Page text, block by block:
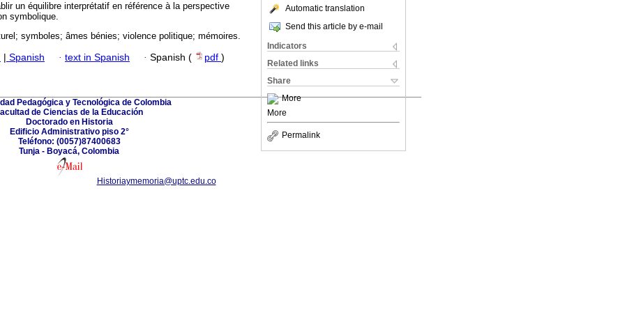
Automatic translation
Send this article by e-mail
Indicators
Related links
Share
More
More
Permalink
un équilibre interprétatif en référence à la perspective
symbolique.
symboles; âmes bénies; violence politique; mémoires.
| Spanish · text in Spanish · Spanish ( pdf )
Pedagógica y Tecnológica de Colombia
de Ciencias de la Educación
Doctorado en Historia
Edificio Administrativo piso 2°
Teléfono: (0057)87400683
Tunja - Boyacá, Colombia
Historiaymemoria@uptc.edu.co